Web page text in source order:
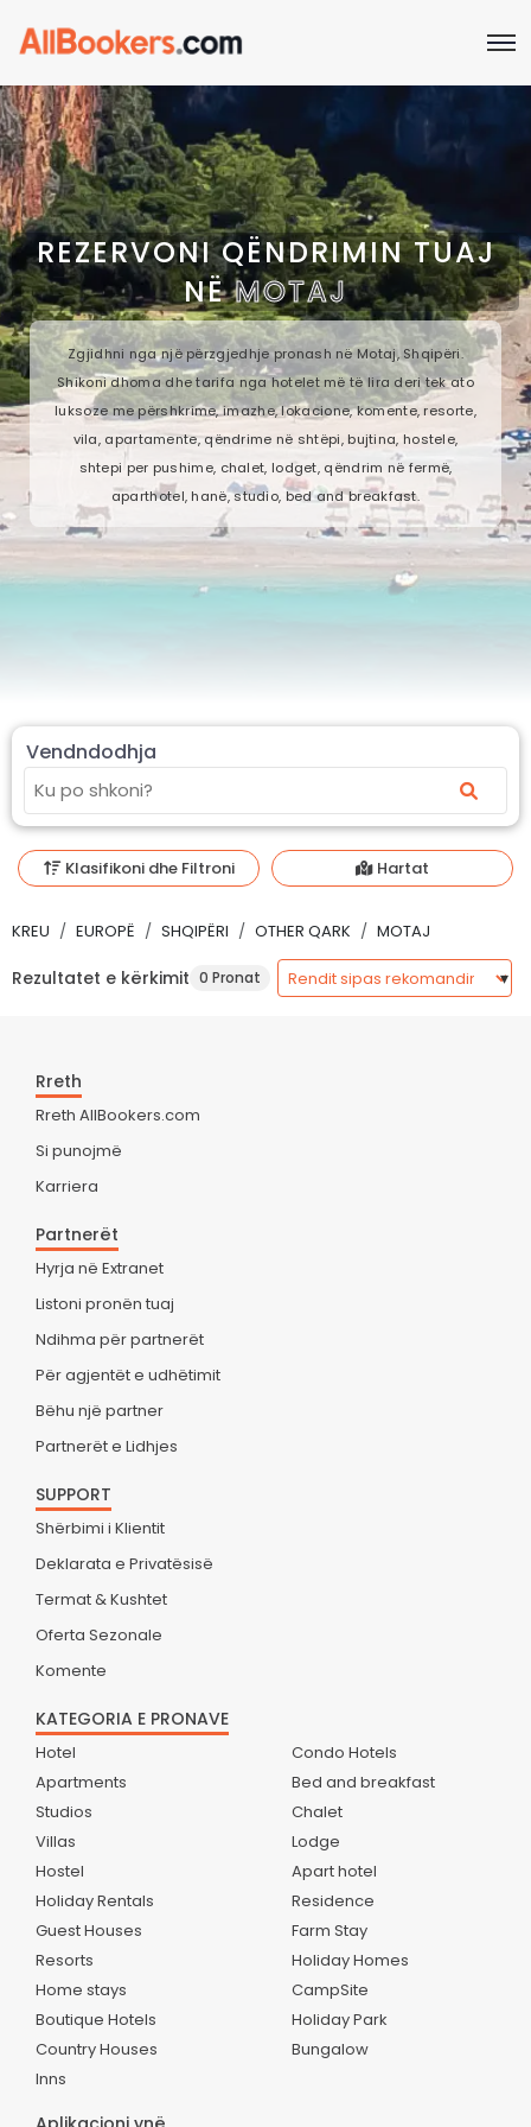
REZERVONI QËNDRIMIN TUAJ
NËMOTAJ
Zgjidhni nga një përzgjedhje pronash në Motaj, Shqipëri.
Shikoni dhoma dhe tarifa nga hotelet më të lira deri tek ato
luksoze me përshkrime, imazhe, lokacione, komente, resorte,
vila, apartamente, qëndrime në shtëpi, bujtina, hostele,
shtepi per pushime, chalet, lodget, qëndrim në fermë,
aparthotel, hanë, studio, bed and breakfast.
Vendndodhja
Klasifikoni dhe Filtroni Hartat
KREU EUROPË SHQIPËRI OTHER QARK MOTAJ
Rezultatet e kërkimit 0 Pronat
Rreth
Rreth AllBookers.com
Si punojmë
Karriera
Partnerët
Hyrja në Extranet
Listoni pronën tuaj
Ndihma për partnerët
Për agjentët e udhëtimit
Bëhu një partner
Partnerët e Lidhjes
SUPPORT
Shërbimi i Klientit
Deklarata e Privatësisë
Termat & Kushtet
Oferta Sezonale
Komente
KATEGORIA E PRONAVE
Hotel
Apartments
Studios
Villas
Hostel
Holiday Rentals
Guest Houses
Resorts
Home stays
Boutique Hotels
Country Houses
Inns
Condo Hotels
Bed and breakfast
Chalet
Lodge
Apart hotel
Residence
Farm Stay
Holiday Homes
CampSite
Holiday Park
Bungalow